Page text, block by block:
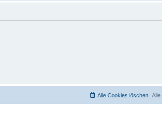
Alle
Alle Cookies löschen